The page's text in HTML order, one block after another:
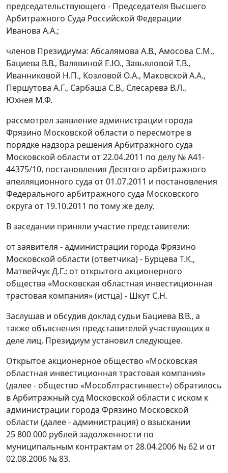
председательствующего - Председателя Высшего
Арбитражного Суда Российской Федерации
Иванова А.А.;
членов Президиума: Абсалямова А.В., Амосова С.М.,
Бациева В.В., Валявиной Е.Ю., Завьяловой Т.В.,
Иванниковой Н.П., Козловой О.А., Маковской А.А.,
Першутова А.Г., Сарбаша С.В., Слесарева В.Л.,
Юхнея М.Ф.
рассмотрел заявление администрации города
Фрязино Московской области о пересмотре в
порядке надзора решения Арбитражного суда
Московской области от 22.04.2011 по делу № А41-
44375/10, постановления Десятого арбитражного
апелляционного суда от 01.07.2011 и постановления
Федерального арбитражного суда Московского
округа от 19.10.2011 по тому же делу.
В заседании приняли участие представители:
от заявителя - администрации города Фрязино
Московской области (ответчика) - Бурцева Т.К.,
Матвейчук Д.Г.; от открытого акционерного
общества «Московская областная инвестиционная
трастовая компания» (истца) - Шкут С.Н.
Заслушав и обсудив доклад судьи Бациева В.В., а
также объяснения представителей участвующих в
деле лиц, Президиум установил следующее.
Открытое акционерное общество «Московская
областная инвестиционная трастовая компания»
(далее - общество «Мособлтрастинвест») обратилось
в Арбитражный суд Московской области с иском к
администрации города Фрязино Московской
области (далее - администрация) о взыскании
25 800 000 рублей задолженности по
муниципальным контрактам от 28.04.2006 № 62 и от
02.08.2006 № 83.